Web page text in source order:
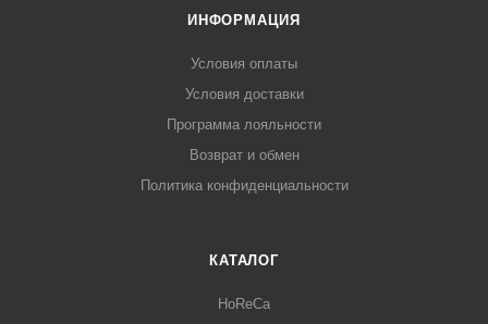
ИНФОРМАЦИЯ
Условия оплаты
Условия доставки
Программа лояльности
Возврат и обмен
Политика конфиденциальности
КАТАЛОГ
HoReCa